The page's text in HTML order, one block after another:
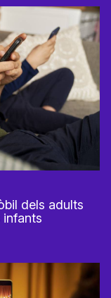
dels adults
infants